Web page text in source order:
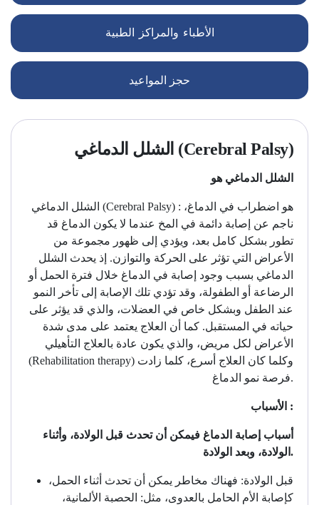
الأطباء والمراكز الطبية
حجز المواعيد
الشلل الدماغي (Cerebral Palsy)
الشلل الدماغي هو
الشلل الدماغي (Cerebral Palsy) : هو اضطراب في الدماغ،
ناجم عن إصابة دائمة في المخ عندما لا يكون الدماغ قد
تطور بشكل كامل بعد، ويؤدي إلى ظهور مجموعة من
الأعراض التي تؤثر على الحركة والتوازن. إذ يحدث الشلل
الدماغي بسبب وجود إصابة في الدماغ خلال فترة الحمل أو
الرضاعة أو الطفولة، وقد تؤدي تلك الإصابة إلى تأخر النمو
عند الطفل وبشكل خاص في العضلات، والذي قد يؤثر على
حياته في المستقبل. كما أن العلاج يعتمد على مدى شدة
الأعراض لكل مريض، والذي يكون عادة بالعلاج التأهيلي
(Rehabilitation therapy) وكلما كان العلاج أسرع، كلما زادت
فرصة نمو الدماغ.
الأسباب :
أسباب إصابة الدماغ فيمكن أن تحدث قبل الولادة، وأثناء
الولادة، وبعد الولادة.
قبل الولادة: فهناك مخاطر يمكن أن تحدث أثناء الحمل،
كإصابة الأم الحامل بالعدوى، مثل: الحصبة الألمانية،